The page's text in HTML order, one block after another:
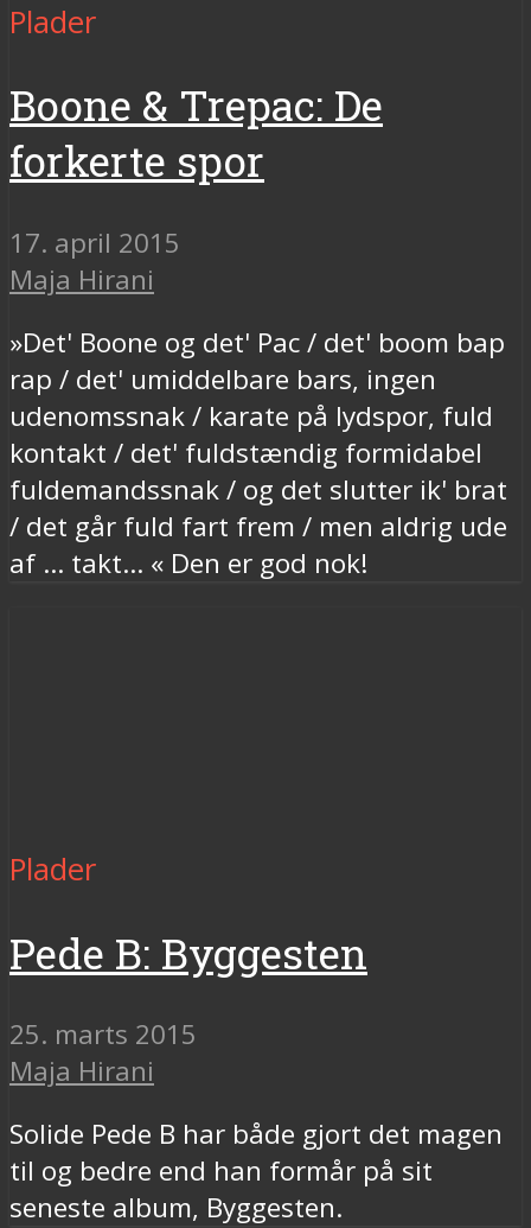
Plader
Boone & Trepac: De
forkerte spor
17. april 2015
Maja Hirani
»Det' Boone og det' Pac / det' boom bap
rap / det' umiddelbare bars, ingen
udenomssnak / karate på lydspor, fuld
kontakt / det' fuldstændig formidabel
fuldemandssnak / og det slutter ik' brat
/ det går fuld fart frem / men aldrig ude
af … takt... « Den er god nok!
Plader
Pede B: Byggesten
25. marts 2015
Maja Hirani
Solide Pede B har både gjort det magen
til og bedre end han formår på sit
seneste album, Byggesten.